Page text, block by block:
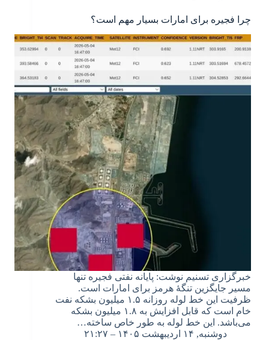
چرا فجیره برای امارات بسیار مهم است؟
خبرگزاری تسنیم نوشت: پایانه نفتی فجیره تنها
مسیر جایگزین تنگهٔ هرمز برای امارات است.
ظرفیت این خط لوله روزانه ۱.۵ میلیون بشکه نفت
خام است که قابل افزایش به ۱.۸ میلیون بشکه
می‌باشد. این خط لوله به طور خاص ساخته…
دوشنبه, ۱۴ اردیبهشت ۱۴۰۵ – ۲۱:۲۷